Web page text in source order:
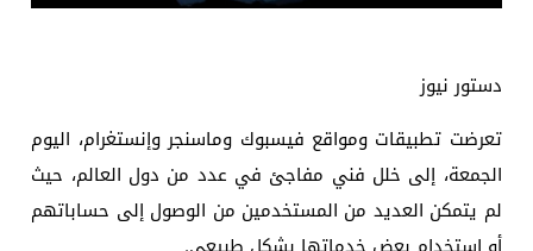
دستور نيوز
تعرضت تطبيقات ومواقع فيسبوك وماسنجر وإنستغرام، اليوم
الجمعة، إلى خلل فني مفاجئ في عدد من دول العالم، حيث
لم يتمكن العديد من المستخدمين من الوصول إلى حساباتهم